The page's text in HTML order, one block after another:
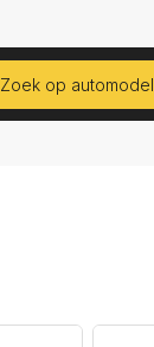
Zoek op automodel